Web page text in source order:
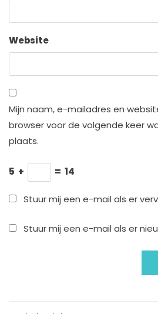
Website
Mijn naam, e-mailadres en
browser voor de volgende keer
plaats.
5 + = 14
Stuur mij een e-mail als er
Stuur mij een e-mail als er